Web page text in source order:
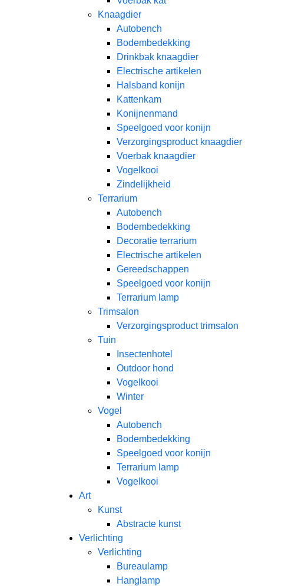
Knaagdier
Autobench
Bodembedekking
Drinkbak knaagdier
Electrische artikelen
Halsband konijn
Kattenkam
Konijnenmand
Speelgoed voor konijn​
Verzorgingsproduct knaagdier
Voerbak knaagdier
Vogelkooi
Zindelijkheid
Terrarium
Autobench
Bodembedekking
Decoratie terrarium
Electrische artikelen
Gereedschappen
Speelgoed voor konijn
Terrarium lamp
Trimsalon
Verzorgingsproduct trimsalon
Tuin
Insectenhotel
Outdoor hond
Vogelkooi
Winter
Vogel
Autobench
Bodembedekking
Speelgoed voor konijn
Terrarium lamp
Vogelkooi
Art
Kunst
Abstracte kunst
Verlichting
Verlichting
Bureaulamp
Hanglamp